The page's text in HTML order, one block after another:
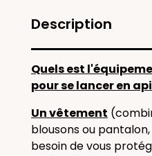
Description
Quels est
pour se lancer en
Un vêtement
blousons ou
besoin de vous